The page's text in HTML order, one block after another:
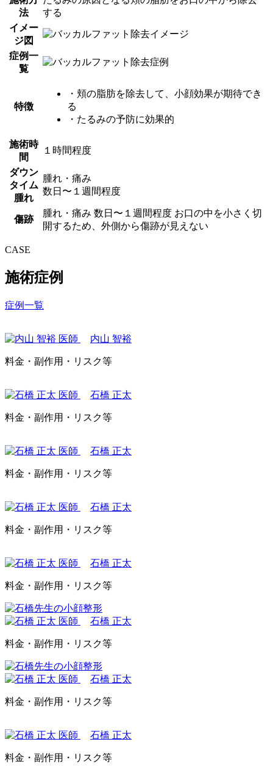
法
する
イメー
ジ図
症例一
覧
特徴
・頬の脂肪を除去して、小顔効果が期待でき
る
・たるみの予防に効果的
施術時
間
１時間程度
ダウン
タイム
腫れ
腫れ・痛み
数日〜１週間程度
傷跡
腫れ・痛み 数日〜１週間程度 お口の中を小さく切
開するため、外側から傷跡が見えない
CASE
施術症例
症例一覧
内山 智裕
料金・副作用・リスク等
石橋 正太
料金・副作用・リスク等
石橋 正太
料金・副作用・リスク等
石橋 正太
料金・副作用・リスク等
石橋 正太
料金・副作用・リスク等
石橋 正太
料金・副作用・リスク等
石橋 正太
料金・副作用・リスク等
石橋 正太
料金・副作用・リスク等